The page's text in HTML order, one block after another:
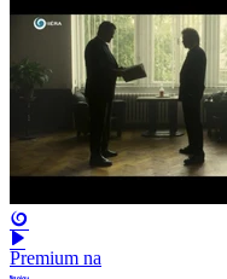
Premium na